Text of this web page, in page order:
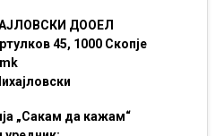
ДООЕЛ
45, 1000 Скопје
„Сакам да кажам“